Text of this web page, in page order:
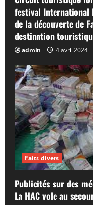
festival International
de la découverte de
destination
admin 4 avril 2024
Faits divers
Publicités sur des
La HAC vole au